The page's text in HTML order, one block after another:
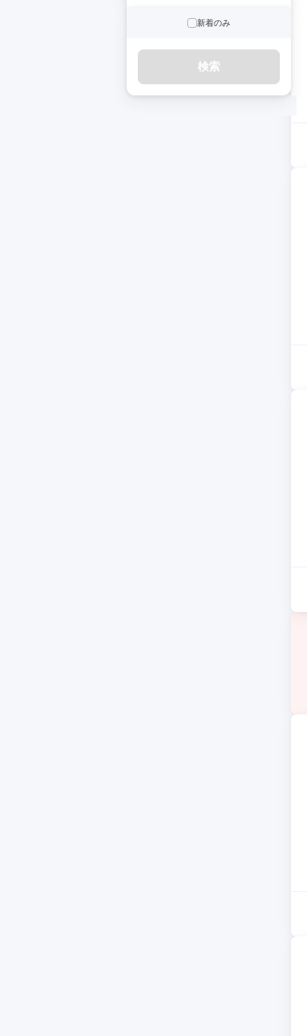
新着のみ
検索